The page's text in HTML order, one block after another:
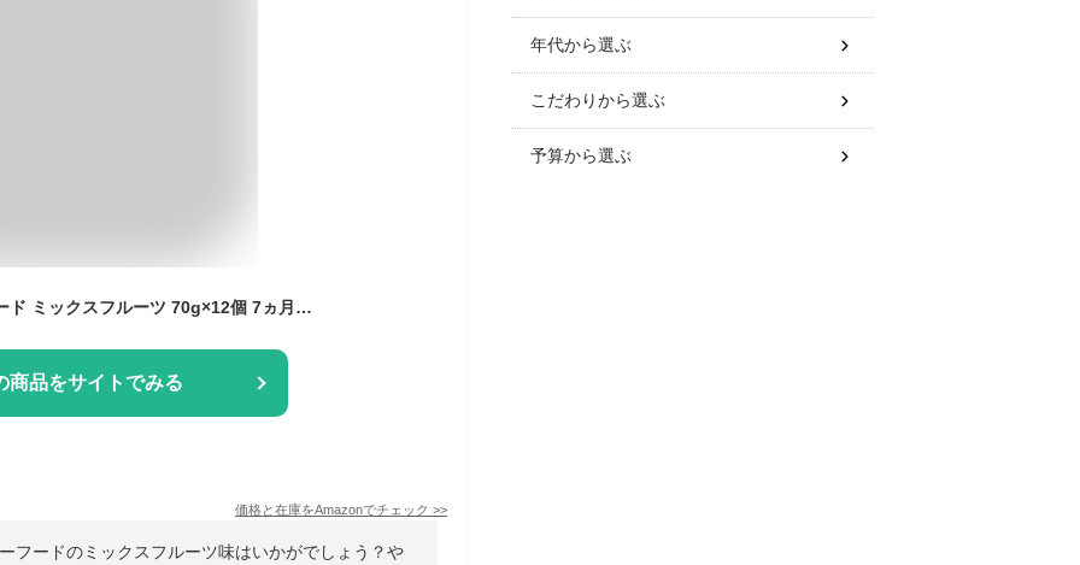
キユーピー ベビーフード ミックスフルーツ 70g×12個 7ヵ月頃からずっと 小分け冷凍可 離乳食
商品をサイトでみる
価格と在庫をAmazonでチェック >>
フードのミックスフルーツ味はいかがでしょう？や
年代から選ぶ
こだわりから選ぶ
予算から選ぶ